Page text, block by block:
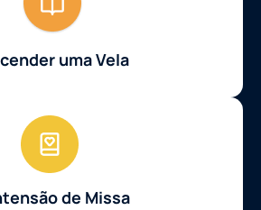
uma Vela
de Missa